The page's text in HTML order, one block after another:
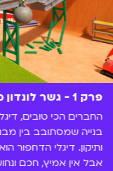
פרק 1 - גשר לונדון מתמוטט
החברים הכי טובים,
בנייה שמסתובב בין
ותיקון. דיגלי הדחפור
אבל אין אמיץ, חכם